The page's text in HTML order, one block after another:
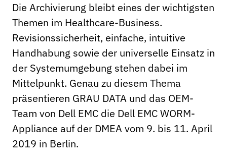
Die Archivierung bleibt eines der wichtigsten
Themen im Healthcare-Business.
Revisionssicherheit, einfache, intuitive
Handhabung sowie der universelle Einsatz in
der Systemumgebung stehen dabei im
Mittelpunkt. Genau zu diesem Thema
präsentieren GRAU DATA und das OEM-
Team von Dell EMC die Dell EMC WORM-
Appliance auf der DMEA vom 9. bis 11. April
2019 in Berlin.